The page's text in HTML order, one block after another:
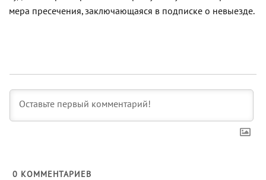
мера пресечения, заключающаяся в подписке о невыезде.
0 КОММЕНТАРИЕВ